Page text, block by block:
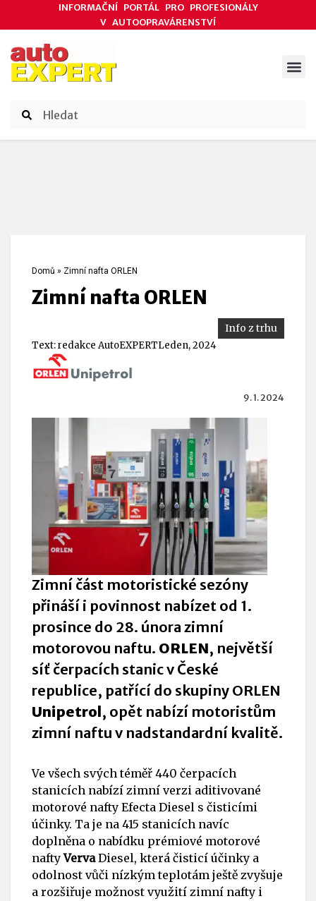
INFORMAČNÍ PORTÁL PRO PROFESIONÁLY
V AUTOOPRAVÁRENSTVÍ
Domů » Zimní nafta ORLEN
Zimní nafta ORLEN
Info z trhu
Text:redakce AutoEXPERTLeden, 2024
9. 1. 2024
Zimní část motoristické sezóny
přináší i povinnost nabízet od 1.
prosince do 28. února zimní
motorovou naftu. ORLEN, největší
síť čerpacích stanic v České
republice, patřící do skupiny ORLEN
Unipetrol , opět nabízí motoristům
zimní naftu v nadstandardní kvalitě.
Ve všech svých téměř 440 čerpacích
stanicích nabízí zimní verzi aditivované
motorové nafty Efecta Diesel s čisticími
účinky. Ta je na 415 stanicích navíc
doplněna o nabídku prémiové motorové
naftyVervaDiesel, která čisticí účinky a
odolnost vůči nízkým teplotám ještě zvyšuje
a rozšiřuje možnost využití zimní nafty i